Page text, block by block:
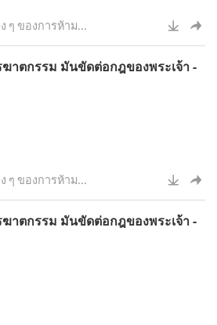
ๆ ของการห้าม...
าตกรรม มันขัดต่อกฎของพระเจ้า -
ๆ ของการห้าม...
าตกรรม มันขัดต่อกฎของพระเจ้า -